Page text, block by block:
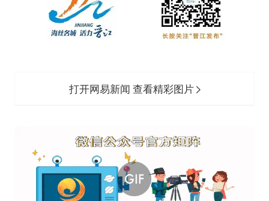
打开网易新闻 查看精彩图片